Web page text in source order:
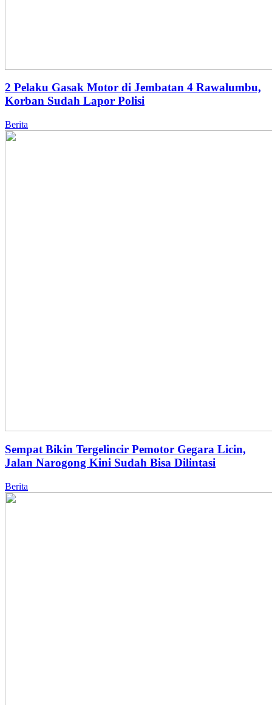
2 Pelaku Gasak Motor di Jembatan 4 Rawalumbu,
Korban Sudah Lapor Polisi
Berita
Sempat Bikin Tergelincir Pemotor Gegara Licin,
Jalan Narogong Kini Sudah Bisa Dilintasi
Berita